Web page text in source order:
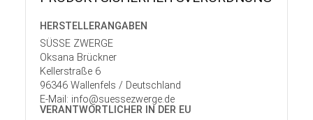
HERSTELLER­ANGABEN
SÜSSE ZWERGE
Oksana Brückner
Kellerstraße 6
96346 Wallenfels / Deutschland
E-Mail: info@suessezwerge.de
VERANTWORT­LICHER IN DER EU